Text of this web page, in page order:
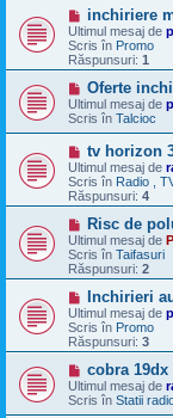
n
o
u
M
e
s
a
j
n
o
u
inchiriere
Ultimul mesaj de
Scris în Promo
Răspunsuri: 1
M
e
s
a
n
o
u
Oferte
Ultimul mesaj de
Scris în Talcioc
M
e
s
a
j
n
o
u
tv horizon
Ultimul mesaj de
Scris în Radio ,
Răspunsuri: 4
M
e
s
a
j
n
o
u
Risc de
Ultimul mesaj de
Scris în Taifasuri
Răspunsuri: 2
M
e
s
a
j
n
o
u
Inchirieri
Ultimul mesaj de
Scris în Promo
Răspunsuri: 3
M
e
s
a
cobra 19dx
Ultimul mesaj de
Scris în Statii